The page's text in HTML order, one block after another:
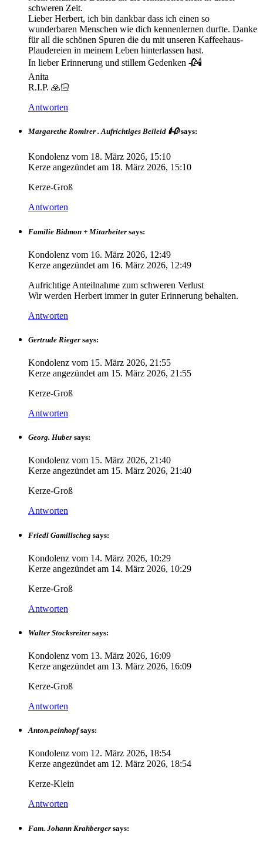
schweren Zeit.
Lieber Herbert, ich bin dankbar dass ich einen so
wunderbaren Menschen wie dich kennenlernen durfte. Danke
für all die schönen Spuren die du mit unseren Kaffeehaus-
Plaudereien in meinem Leben hinterlassen hast.
In lieber Erinnerung und stillem Gedenken 🥀🕯️
Anita
R.I.P. 🙏🏻
Antworten
Margarethe Romirer . Aufrichtiges Beileid 🕯️🥀 says:
Kondolenz vom 18. März 2026, 15:10
Kerze angezündet am 18. März 2026, 15:10
Kerze-Groß
Antworten
Familie Bidmon + Mitarbeiter says:
Kondolenz vom 16. März 2026, 12:49
Kerze angezündet am 16. März 2026, 12:49
Aufrichtige Anteilnahme zum schweren Verlust
Wir werden Herbert immer in guter Erinnerung behalten.
Antworten
Gertrude Rieger says:
Kondolenz vom 15. März 2026, 21:55
Kerze angezündet am 15. März 2026, 21:55
Kerze-Groß
Antworten
Georg. Huber says:
Kondolenz vom 15. März 2026, 21:40
Kerze angezündet am 15. März 2026, 21:40
Kerze-Groß
Antworten
Friedl Gamillscheg says:
Kondolenz vom 14. März 2026, 10:29
Kerze angezündet am 14. März 2026, 10:29
Kerze-Groß
Antworten
Walter Stocksreiter says:
Kondolenz vom 13. März 2026, 16:09
Kerze angezündet am 13. März 2026, 16:09
Kerze-Groß
Antworten
Anton.peinhopf says:
Kondolenz vom 12. März 2026, 18:54
Kerze angezündet am 12. März 2026, 18:54
Kerze-Klein
Antworten
Fam. Johann Krahberger says: